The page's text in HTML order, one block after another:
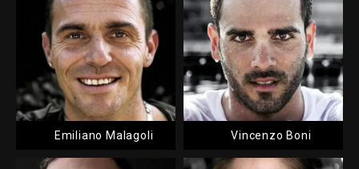
Emiliano Malagoli Vincenzo Boni